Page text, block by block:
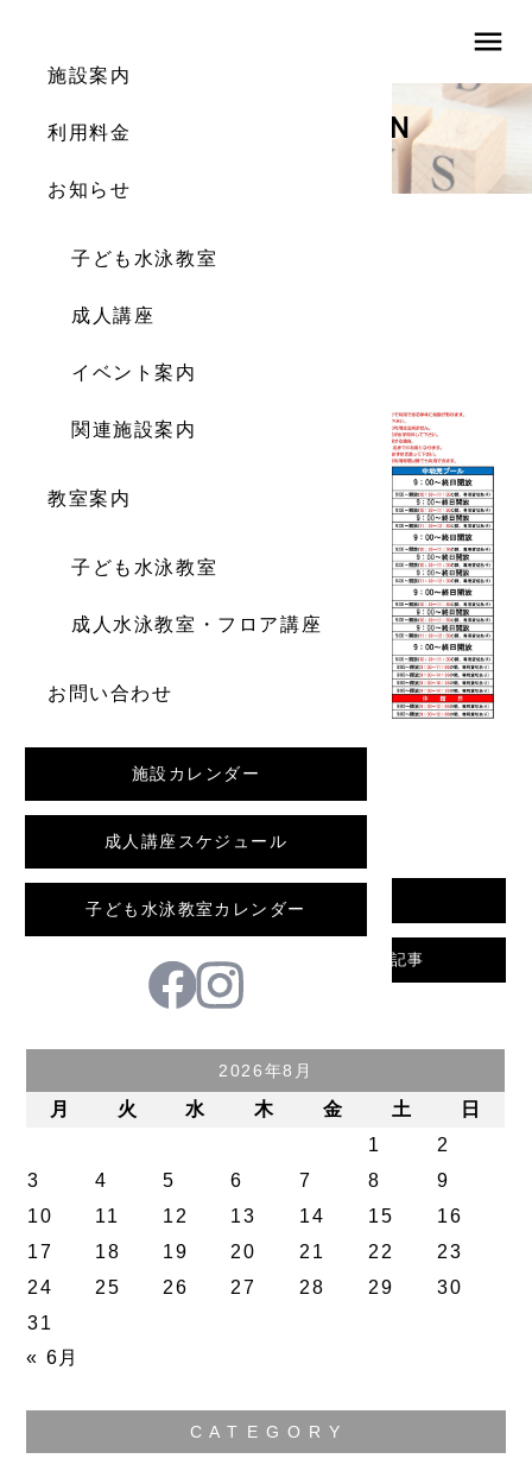
menu
施設案内
利用料金
お知らせ
子ども水泳教室
成人講座
イベント案内
関連施設案内
教室案内
子ども水泳教室
成人水泳教室・フロア講座
お問い合わせ
施設カレンダー
成人講座スケジュール
子ども水泳教室カレンダー
INFORMATION
日新だより2021.3月
前の記事
一覧へ戻る
次の記事
2026年8月
月 火 水 木 金 土
日
1
2
3
4 5 6 7 8
9
10
11 12 13 14 15
16
17
18 19 20 21 22
23
24
25 26 27 28 29
30
31
« 6月
C A T E G O R Y